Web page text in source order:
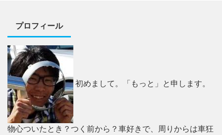
プロフィール
初めまして。「もっと」と申します。
物心ついたとき？つく前から？車好きで、周りからは車狂